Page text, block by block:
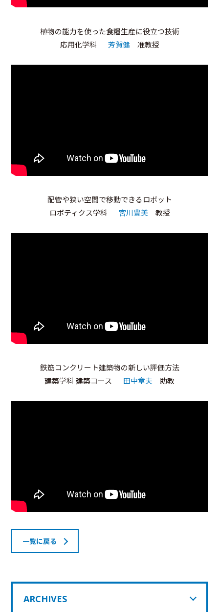
植物の能力を使った食糧生産に役立つ技術
応用化学科
芳賀健准教授
配管や狭い空間で移動できるロボット
ロボティクス学科
宮川豊美教授
鉄筋コンクリート建築物の新しい評価方法
建築学科 建築コース
田中章夫 助教
一覧に戻る
ARCHIVES